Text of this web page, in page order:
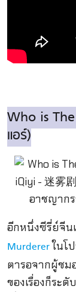
Who is
แอร์)
อีกหนึ่งซีรี่ย์จี
Murdererในโ
ตารอจากผู้ชม
ของเรื่องก็ระ